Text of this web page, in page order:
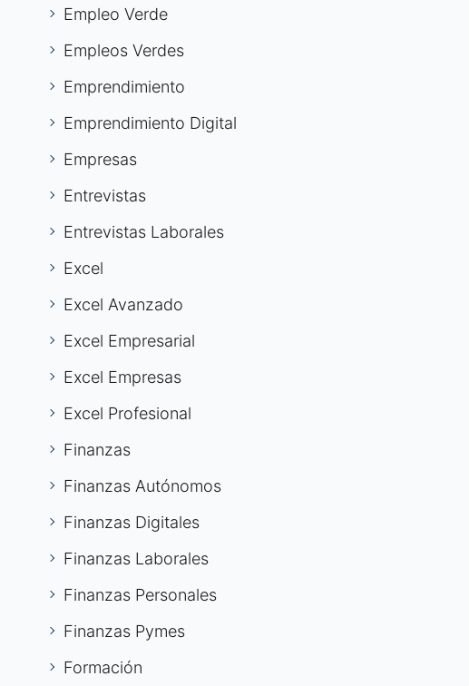
Empleo Verde
Empleos Verdes
Emprendimiento
Emprendimiento Digital
Empresas
Entrevistas
Entrevistas Laborales
Excel
Excel Avanzado
Excel Empresarial
Excel Empresas
Excel Profesional
Finanzas
Finanzas Autónomos
Finanzas Digitales
Finanzas Laborales
Finanzas Personales
Finanzas Pymes
Formación